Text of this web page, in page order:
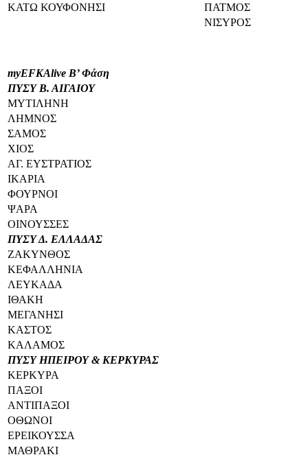
ΚΑΤΩ ΚΟΥΦΟΝΗΣΙ
ΠΑΤΜΟΣ
ΝΙΣΥΡΟΣ
myEFKAlive Β’Φάση
ΠΥΣΥ Β. ΑΙΓΑΙΟΥ
ΜΥΤΙΛΗΝΗ
ΛΗΜΝΟΣ
ΣΑΜΟΣ
ΧΙΟΣ
ΑΓ. ΕΥΣΤΡΑΤΙΟΣ
ΙΚΑΡΙΑ
ΦΟΥΡΝΟΙ
ΨΑΡΑ
ΟΙΝΟΥΣΣΕΣ
ΠΥΣΥ Δ. ΕΛΛΑΔΑΣ
ΖΑΚΥΝΘΟΣ
ΚΕΦΑΛΛΗΝΙΑ
ΛΕΥΚΑΔΑ
ΙΘΑΚΗ
ΜΕΓΑΝΗΣΙ
ΚΑΣΤΟΣ
ΚΑΛΑΜΟΣ
ΠΥΣΥ ΗΠΕΙΡΟΥ & ΚΕΡΚΥΡΑΣ
ΚΕΡΚΥΡΑ
ΠΑΞΟΙ
ΑΝΤΙΠΑΞΟΙ
ΟΘΩΝΟΙ
ΕΡΕΙΚΟΥΣΣΑ
ΜΑΘΡΑΚΙ